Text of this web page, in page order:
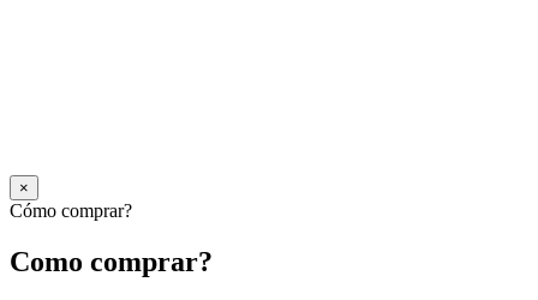
×
Cómo comprar?
Como comprar?